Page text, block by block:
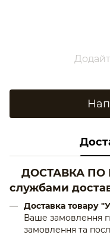
ДОСТАВКА ПО
службами
Доставка товару
Ваше замовлення
замовлення та